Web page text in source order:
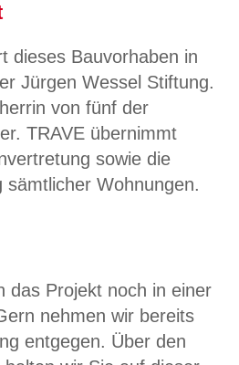
dieses Bauvorhaben in
Jürgen Wessel Stiftung.
von fünf der
TRAVE übernimmt
sowie die
sämtlicher Wohnungen.
das Projekt noch in einer
nehmen wir bereits
entgegen. Über den